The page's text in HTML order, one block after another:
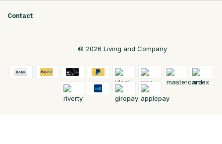
Contact
© 2026 Living and Company